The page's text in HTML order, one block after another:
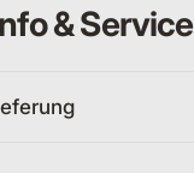
& Service